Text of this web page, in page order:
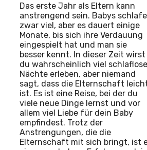
Das erste Jahr als Eltern kann
anstrengend sein. Babys
zwar viel, aber es dauert einige
Monate, bis sich ihre Verdauung
eingespielt hat und man sie
besser kennt. In dieser Zeit wirst
du wahrscheinlich viel schlaflose
Nächte erleben, aber niemand
sagt, dass die Elternschaft
ist. Es ist eine Reise, bei der du
viele neue Dinge lernst und vor
allem viel Liebe für dein Baby
empfindest. Trotz der
Anstrengungen, die die
Elternschaft mit sich bringt, ist